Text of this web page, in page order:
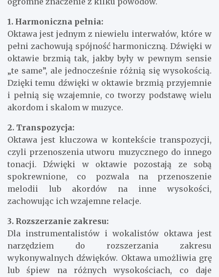
1. Harmoniczna pełnia:
Oktawa jest jednym z niewielu interwałów, które w
pełni zachowują spójność harmoniczną. Dźwięki w
oktawie brzmią tak, jakby były w pewnym sensie
„te same”, ale jednocześnie różnią się wysokością.
Dzięki temu dźwięki w oktawie brzmią przyjemnie
i pełnią się wzajemnie, co tworzy podstawę wielu
akordom i skalom w muzyce.
2. Transpozycja:
Oktawa jest kluczowa w kontekście transpozycji,
czyli przenoszenia utworu muzycznego do innego
tonacji. Dźwięki w oktawie pozostają ze sobą
spokrewnione, co pozwala na przenoszenie
melodii lub akordów na inne wysokości,
zachowując ich wzajemne relacje.
3. Rozszerzanie zakresu:
Dla instrumentalistów i wokalistów oktawa jest
narzędziem do rozszerzania zakresu
wykonywalnych dźwięków. Oktawa umożliwia grę
lub śpiew na różnych wysokościach, co daje